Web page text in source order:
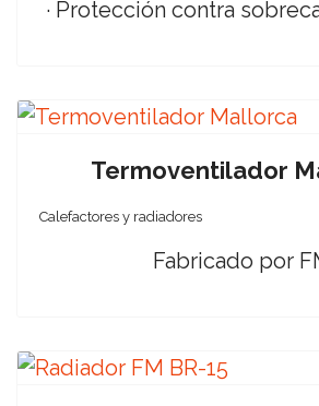
· Protección contra
Termoventilador
Calefactores y radiadores
Fabricado por